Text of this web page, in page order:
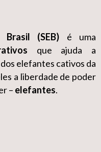
(SEB) é uma
que ajuda a
elefantes cativos da
a liberdade de poder
– elefantes.